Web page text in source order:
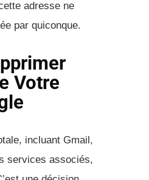
adresse ne
par quiconque.
Votre
incluant Gmail,
services associés,